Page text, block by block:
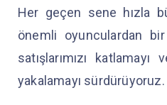
Her geçen sene hızla
önemli oyunculardan
satışlarımızı
yakalamayı sürdürüyoruz.